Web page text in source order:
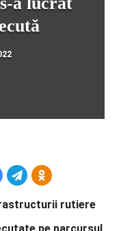
rutiere